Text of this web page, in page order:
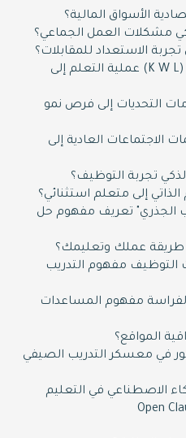
الأسواق المالية؟
مشكلات العمل الجماعي؟
الاستعداد للمقابلات؟
كيف يحول جدول التعلّم (K W L) عملية التعلم إلى
التحديات إلى فرص نمو
الاجتماعات العادية إلى
تجربة التوظيف؟
إلى متعلم استثنائي؟
الجذري" تعريف مفهوم حل
طريقة عملك وتعليمك؟
التوظيف مفهوم التدريب
مفهوم المساعدات
المواقع؟
في معسكر التدريب الصيفي
الاصطناعي في التعليم